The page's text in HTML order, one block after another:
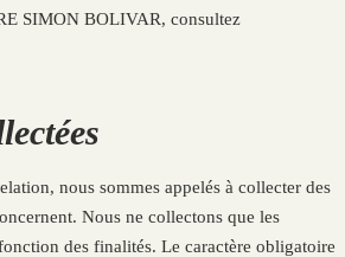
SIMON BOLIVAR, consultez
nous sommes appelés à collecter des
Nous ne collectons que les
des finalités. Le caractère obligatoire